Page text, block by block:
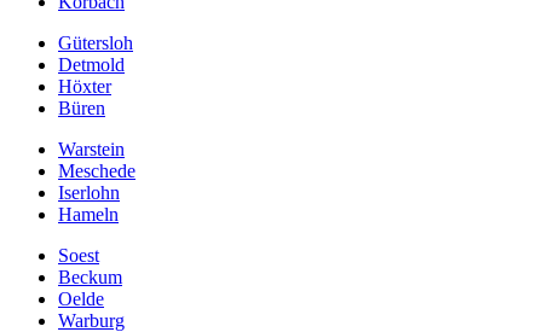
Gütersloh
Detmold
Höxter
Büren
Warstein
Meschede
Iserlohn
Hameln
Soest
Beckum
Oelde
Warburg